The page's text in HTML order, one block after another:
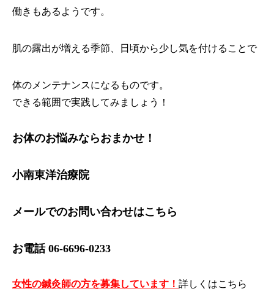
働きもあるようです。
肌の露出が増える季節、日頃から少し気を付けることで
体のメンテナンスになるものです。
できる範囲で実践してみましょう！
お体のお悩みならおまかせ！
小南東洋治療院
メールでのお問い合わせはこちら
お電話 06-6696-0233
女性の鍼灸師の方を募集しています！ 詳しくはこちら